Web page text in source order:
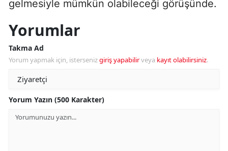
gelmesiyle mümkün olabileceği görüşünde.
Yorumlar
Takma Ad
Yorum yapmak için, istersenizgiriş yapabilirveya kayıt olabilirsiniz.
Yorum Yazın (500 Karakter)